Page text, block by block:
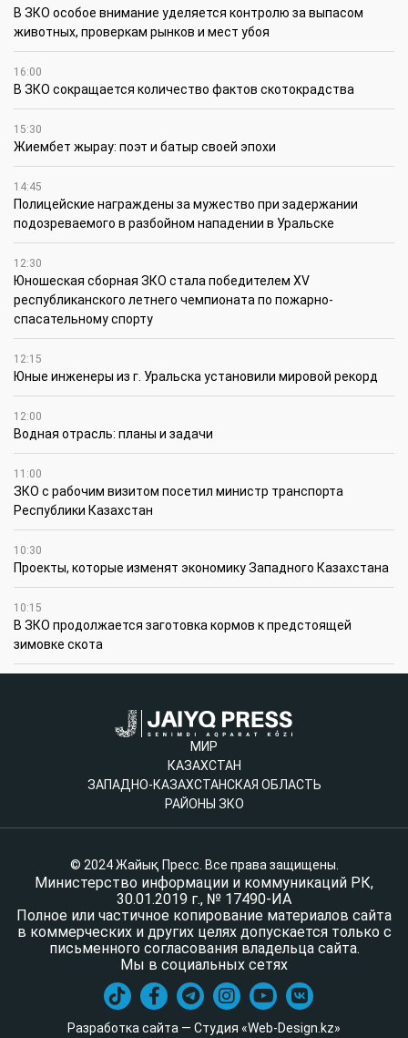
В ЗКО особое внимание уделяется контролю за выпасом
животных, проверкам рынков и мест убоя
16:00
В ЗКО сокращается количество фактов скотокрадства
15:30
Жиембет жырау: поэт и батыр своей эпохи
14:45
Полицейские награждены за мужество при задержании
подозреваемого в разбойном нападении в Уральске
12:30
Юношеская сборная ЗКО стала победителем XV
республиканского летнего чемпионата по пожарно-
спасательному спорту
12:15
Юные инженеры из г. Уральска установили мировой рекорд
12:00
Водная отрасль: планы и задачи
11:00
ЗКО с рабочим визитом посетил министр транспорта
Республики Казахстан
10:30
Проекты, которые изменят экономику Западного Казахстана
10:15
В ЗКО продолжается заготовка кормов к предстоящей
зимовке скота
МИР
КАЗАХСТАН
ЗАПАДНО-КАЗАХСТАНСКАЯ ОБЛАСТЬ
РАЙОНЫ ЗКО
© 2024 Жайық Пресс. Все права защищены.
Министерство информации и коммуникаций РК,
30.01.2019 г., № 17490-ИА
Полное или частичное копирование материалов сайта
в коммерческих и других целях допускается только с
письменного согласования владельца сайта.
Мы в социальных сетях
Разработка сайта — Студия «Web-Design.kz»